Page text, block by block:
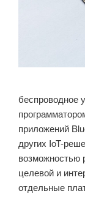
беспроводное
приложений
других IoT-
возможностью
целевой и
отдельные